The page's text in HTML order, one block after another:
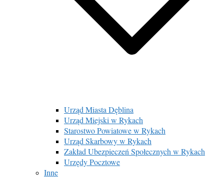
Urząd Miasta Dęblina
Urząd Miejski w Rykach
Starostwo Powiatowe w Rykach
Urząd Skarbowy w Rykach
Zakład Ubezpieczeń Społecznych w Rykach
Urzędy Pocztowe
Inne